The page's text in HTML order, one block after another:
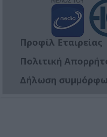
Προφίλ Εταιρείας
Πολιτική
Δήλωση